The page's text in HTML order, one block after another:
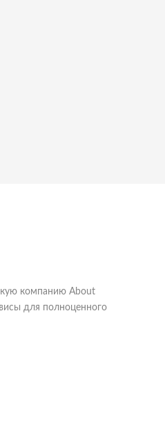
компанию About
для полноценного